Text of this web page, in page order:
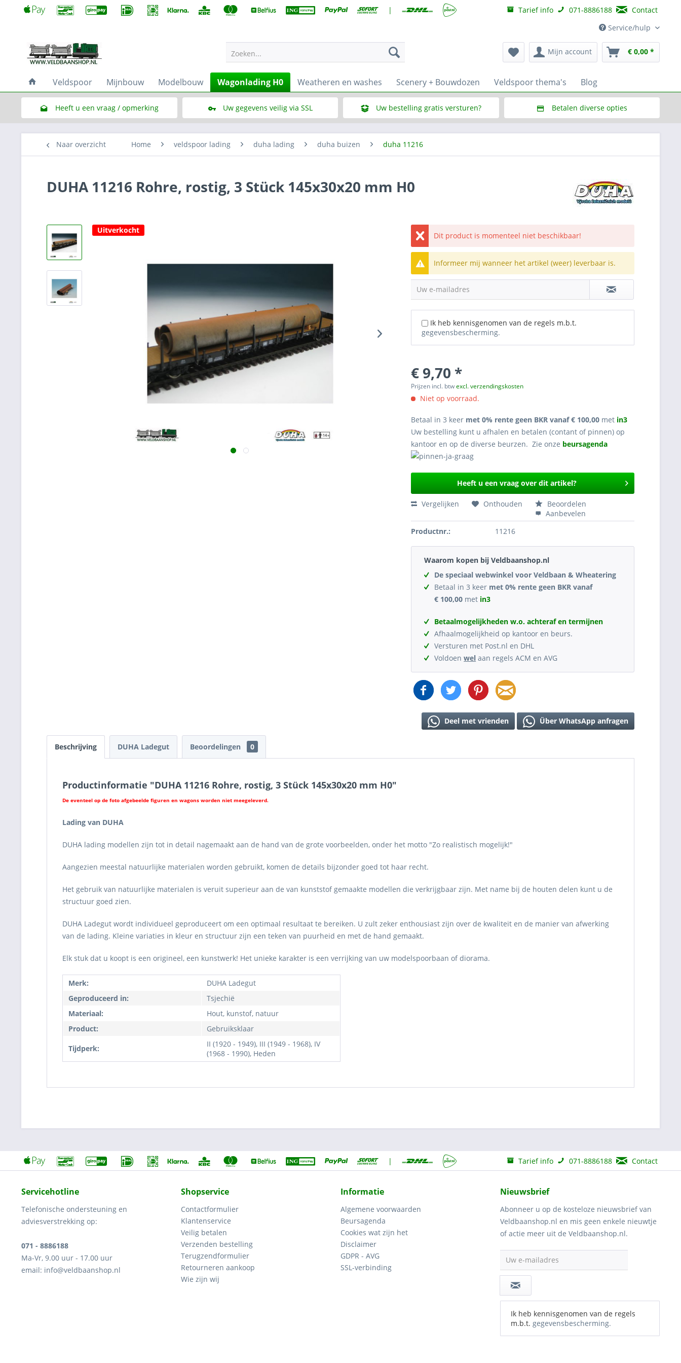
| Tarief info 071-8886188
Contact
Service/hulp
Zoeken... Mijn account € 0,00 *
Veldspoor Mijnbouw Modelbouw Wagonlading H0 Weatheren en washes Scenery + Bouwdozen Veldspoor thema's Blog
Heeft u een vraag / opmerking Uw gegevens veilig via SSL Uw bestelling gratis versturen? Betalen diverse opties
Naar overzicht
Home veldspoor lading duha lading duha buizen duha 11216
DUHA 11216 Rohre, rostig, 3 Stück 145x30x20 mm H0
Uitverkocht
Dit product is momenteel niet beschikbaar!
Informeer mij wanneer het artikel (weer) leverbaar is.
Uw e-mailadres
Ik heb kennisgenomen van de regels m.b.t.
gegevensbescherming.
€ 9,70 *
Prijzen incl. btwexcl. verzendingskosten
Niet op voorraad.
Betaal in 3 keer met 0% rente geen BKR vanaf € 100,00 met in3
Uw bestelling kunt u afhalen en betalen (contant of pinnen) op
kantoor en op de diverse beurzen. Zie onze beursagenda
Heeft u een vraag over dit artikel?
Vergelijken Onthouden
Beoordelen
Aanbevelen
Productnr.:
11216
Waarom kopen bij Veldbaanshop.nl
De speciaal webwinkel voor Veldbaan & Wheatering
Betaal in 3 keer met 0% rente geen BKR vanaf
€ 100,00 met in3
Betaalmogelijkheden w.o. achteraf en termijnen
Afhaalmogelijkheid op kantoor en beurs.
Versturen met Post.nl en DHL
Voldoenwel aan regels ACM en AVG
Deel met vrienden Über WhatsApp anfragen
Beschrijving DUHA Ladegut Beoordelingen 0
Productinformatie "DUHA 11216 Rohre, rostig, 3 Stück 145x30x20 mm H0"
De eventeel op de foto afgebeelde figuren en wagons worden niet meegeleverd.
Lading van DUHA
DUHA lading modellen zijn tot in detail nagemaakt aan de hand van de grote voorbeelden, onder het motto "Zo realistisch mogelijk!"
Aangezien meestal natuurlijke materialen worden gebruikt, komen de details bijzonder goed tot haar recht.
Het gebruik van natuurlijke materialen is veruit superieur aan de van kunststof gemaakte modellen die verkrijgbaar zijn. Met name bij de houten delen kunt u de
structuur goed zien.
DUHA Ladegut wordt individueel geproduceert om een optimaal resultaat te bereiken. U zult zeker enthousiast zijn over de kwaliteit en de manier van afwerking
van de lading. Kleine variaties in kleur en structuur zijn een teken van puurheid en met de hand gemaakt.
Elk stuk dat u koopt is een origineel, een kunstwerk! Het unieke karakter is een verrijking van uw modelspoorbaan of diorama.
Merk:
DUHA Ladegut
Geproduceerd in:
Tsjechië
Materiaal:
Hout, kunstof, natuur
Product:
Gebruiksklaar
Tijdperk:
II (1920 - 1949), III (1949 - 1968), IV
(1968 - 1990), Heden
| Tarief info 071-8886188 Contact
Servicehotline
Telefonische ondersteuning en
adviesverstrekking op:
071 - 8886188
Ma-Vr, 9.00 uur - 17.00 uur
email: info@veldbaanshop.nl
Shopservice
Contactformulier
Klantenservice
Veilig betalen
Verzenden bestelling
Terugzendformulier
Retourneren aankoop
Wie zijn wij
Informatie
Algemene voorwaarden
Beursagenda
Cookies wat zijn het
Disclaimer
GDPR - AVG
SSL-verbinding
Nieuwsbrief
Abonneer u op de kosteloze nieuwsbrief van
Veldbaanshop.nl en mis geen enkele nieuwtje
of actie meer uit de Veldbaanshop.nl.
Uw e-mailadres
Ik heb kennisgenomen van de regels
m.b.t. gegevensbescherming.